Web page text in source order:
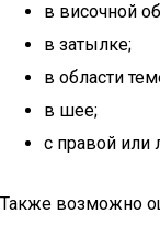
в височной
в затылке;
в области
в шее;
с правой или
Также возможно